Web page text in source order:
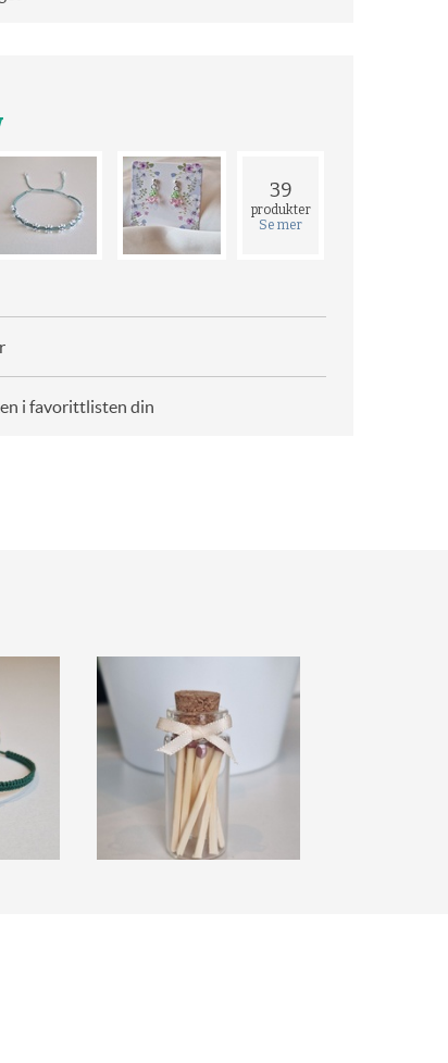
39
produkter
Se mer
i favorittlisten din